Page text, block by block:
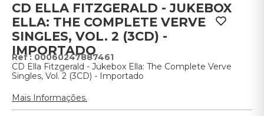
CD ELLA FITZGERALD - JUKEBOX
ELLA: THE COMPLETE VERVE
SINGLES, VOL. 2 (3CD) -
IMPORTADO
: 00060247887461
CD Ella Fitzgerald - Jukebox Ella: The Complete Verve
Singles, Vol. 2 (3CD) - Importado
Mais Informações.